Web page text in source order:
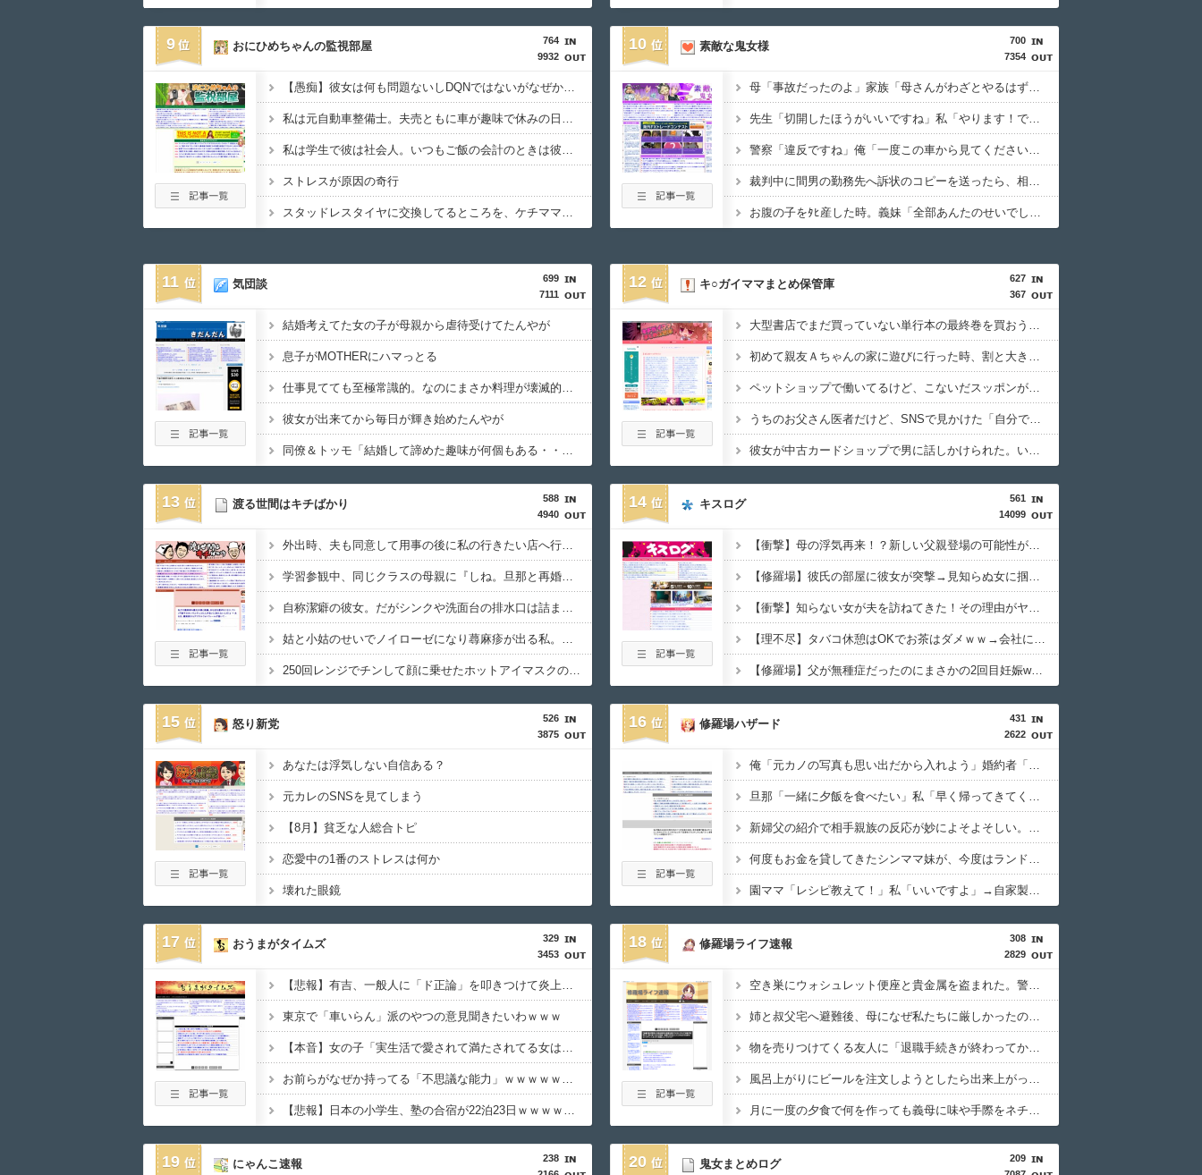
9
764
9932
おにひめちゃんの監視部屋
【愚痴】彼女は何も問題ないしDQNではないがなぜか車のカスタムだけDQN。助手席に乗るのも恥ずかしいので「次は俺の車でデートしよう」って言うと「じゃあ次回は
私は元自動車整備士。夫売ともに車が趣味で休みの日は車に触っている為、近所のママやら友人でクレクレ沸く→私「賃金が発生しないならやらない」皆さん「ケチ！」
私は学生で彼は社会人。いつもご飯の会計のときは彼をたてる意味でレジでは財布を出さず、店を出てから半額を出す。例えば会計6000円だったら、3000円を出すん
ストレスが原因の奇行
スタッドレスタイヤに交換してるところを、ケチママに目撃されウチもやれと言ってくる→断る→後日、ケチママ「タイヤを変えてくれなかったから事故った！慰謝料よこせ
10
700
7354
素敵な鬼女様
母「事故だったのよ」家族「母さんがわざとやるはずない」→嫁が毒を飲まされ子どもを失ったのに信じてもらえず…
先生「切開したほうがいいですね」私「やります！でも一つだけお願いがあります」→出産直前のやり取りが忘れられなくて…
警察「違反ですね」俺「一度この車から見てくださいよ」→見通しの悪い交差点で揉めた結果、まさかの展開に…
裁判中に間男の勤務先へ訴状のコピーを送ったら、相手側が名誉毀損だと猛反発。裁判官までロを挟む事態になって…
お腹の子をﾀﾋ産した時。義妹「全部あんたのせいでしょ！」トメ「何を言ってるの！」→義妹の暴言に義母が激怒して…
11
699
7111
気団談
結婚考えてた女の子が母親から虐待受けてたんやが
息子がMOTHERにハマっとる
仕事見てても至極常識的。なのにまさか料理が壊滅的なんてどういうハズレだよ
彼女が出来てから毎日が輝き始めたんやが
同僚＆トッモ「結婚して諦めた趣味が何個もある・・・」既婚者ワイ「・・・」
12
627
367
キ○ガイママまとめ保管庫
大型書店でまだ買っていない単行本の最終巻を買おうとしたら最新刊が売り場になかった。
初めて親友Ａちゃんの家に遊びに行った時、割と大き目な飾り棚にみっちり人形が飾られてた。
ペットショップで働いてるけど、こないだスッポンが入荷した。
うちのお父さん医者だけど、SNSで見かけた「自分で施術した部分しか見てない医師」そっくり。
彼女が中古カードショップで男に話しかけられた。いきなり彼女の持ち歩いてたカードを品定めしだしたらしく…
13
588
4940
渡る世間はキチばかり
外出時、夫も同意して用事の後に私の行きたい店へ行く予定だった。だが用事が終わると『興味ない』と言い出して不機嫌に・・・
学習参観中、同じクラスの母親に『しね。旦那と再婚して息子は私の子にする』と言われて・・・
自称潔癖の彼女。だがシンクや洗面台の排水口は詰まり、便座の裏も汚れたままで・・・
姑と小姑のせいでノイローゼになり蕁麻疹が出る私。手術数日前なのに『明日小姑宅に集合するから』と言われて・・・
250回レンジでチンして顔に乗せたホットアイマスクの小豆を『料理に使いたいからちょうだい』と言われて・・・
14
561
14099
キスログ
【衝撃】母の浮気再来！？新しい父親登場の可能性がリアルに…w
【修羅場】彼氏の部屋に彼女が突撃→見知らぬ女に掴み掛かってみた結果ｗｗｗｗ
【衝撃】知らない女が夫を訪ねてきた！その理由がヤバすぎｗｗｗ
【理不尽】タバコ休憩はOKでお茶はダメｗｗ→会社に文句言ったら予想外の展開に…
【修羅場】父が無種症だったのにまさかの2回目妊娠wwその理由がコレ…
15
526
3875
怒り新党
あなたは浮気しない自信ある？
元カレのSNSを見てしまう
【8月】貧乏な人総合トピ
恋愛中の1番のストレスは何か
壊れた眼鏡
16
431
2622
修羅場ハザード
俺「元カノの写真も思い出だから入れよう」婚約者「結婚やめる！」→結婚式で使うアルバム選びで大失敗して...
旦那「一緒に夕飯を食べたい」私「早く帰ってきてくれるの？」旦那「そうじゃないんだ」→続いた言葉に思わず絶句して…
新婦父の紹介で相手親族の反応が妙によそよそしい。不穏な空気のまま始まった結婚式で、まさかの事実が明らかに…
何度もお金を貸してきたシンママ妹が、今度はランドセル代と制服代まで要求してきた。その裏事情を知って頭を抱えることに…
園ママ「レシピ教えて！」私「いいですよ」→自家製スポーツドリンクの作り方を教えた結果、とんでもない騒動に発展して…
17
329
3453
おうまがタイムズ
【悲報】有吉、一般人に「ド正論」を叩きつけて炎上ｗｗｗｗｗｗｗｗ
東京で「車いらん」派のやつの意見聞きたいわｗｗｗ
【本音】女の子「実生活で愛されて満たされてる女は『SNSに自撮り』しない」
お前らがなぜか持ってる「不思議な能力」ｗｗｗｗｗｗｗ
【悲報】日本の小学生、塾の合宿が22泊23日ｗｗｗｗｗｗｗｗｗｗｗ
18
308
2829
修羅場ライフ速報
空き巣にウォシュレット便座と貴金属を盗まれた。警察が家の前の水跡を追うと五軒先の幼稚園ママ宅に行きついて…
姉と叔父宅へ避難後、母になぜ私たちに厳しかったのか尋ねた。すると「本当は世の中は辛くて厳しいものなんだ」と教えたかったと言われ…
物を売りつけてくる友人に「退職手続きが終わってからその人紹介するよ」と伝えた。退職したとのLINEを確認して着信拒否とブロックをして…
風呂上がりにビールを注文しようとしたら出来上がった仲間が「まだ残ってるよー」と飲みかけの瓶から俺のコップに勝手に注いだ。
月に一度の夕食で何を作っても義母に味や手際をネチネチ言われる。箱どおりのカレーに文句をつけられた時に「お客様センターに電話します」と…
19
238
にゃんこ速報 20
209
鬼女まとめログ